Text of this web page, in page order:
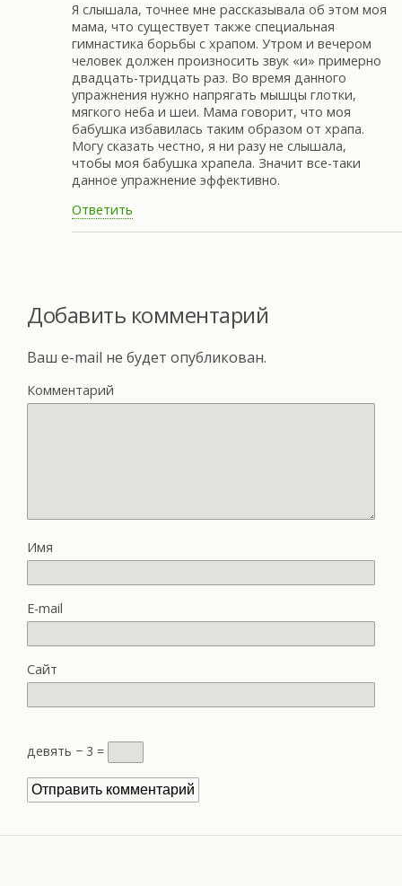
Я слышала, точнее мне рассказывала об этом моя
мама, что существует также специальная
гимнастика борьбы с храпом. Утром и вечером
человек должен произносить звук «и» примерно
двадцать-тридцать раз. Во время данного
упражнения нужно напрягать мышцы глотки,
мягкого неба и шеи. Мама говорит, что моя
бабушка избавилась таким образом от храпа.
Могу сказать честно, я ни разу не слышала,
чтобы моя бабушка храпела. Значит все-таки
данное упражнение эффективно.
Ответить
Добавить комментарий
Ваш e-mail не будет опубликован.
Комментарий
Имя
E-mail
Сайт
девять − 3 =